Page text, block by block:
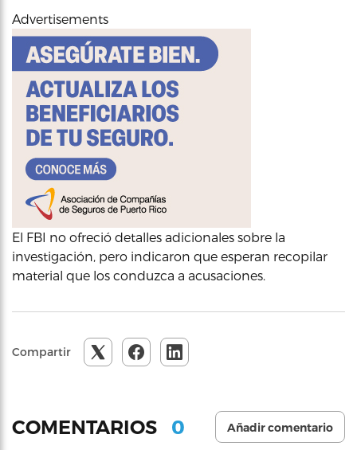
Advertisements
El FBI no ofreció detalles adicionales sobre la
investigación, pero indicaron que esperan recopilar
material que los conduzca a acusaciones.
Compartir
COMENTARIOS 0 Añadir comentario